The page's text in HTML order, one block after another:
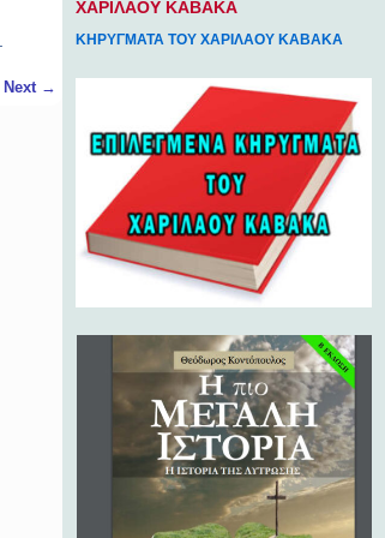
Next →
ΧΑΡΙΛΑΟΥ ΚΑΒΑΚΑ
ΚΗΡΥΓΜΑΤΑ ΤΟΥ ΧΑΡΙΛΑΟΥ ΚΑΒΑΚΑ